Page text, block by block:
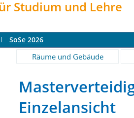
Studium und Lehre
SoSe 2026
Räume und Gebäude
Einzelansicht